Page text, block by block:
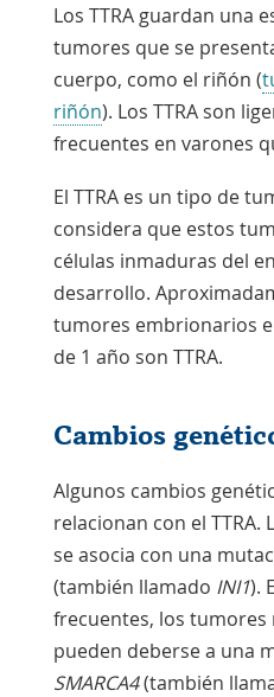
Los TTRA guardan una
tumores que se
cuerpo, como el riñón (
riñón). Los TTRA son
frecuentes en varones
El TTRA es un tipo de
considera que estos
células inmaduras del
desarrollo.
tumores embrionarios
de 1 año son TTRA.
Cambios
Algunos cambios
relacionan con el TTRA.
se asocia con una
(también llamado INI1).
frecuentes, los
pueden deberse a una
SMARCA4(también